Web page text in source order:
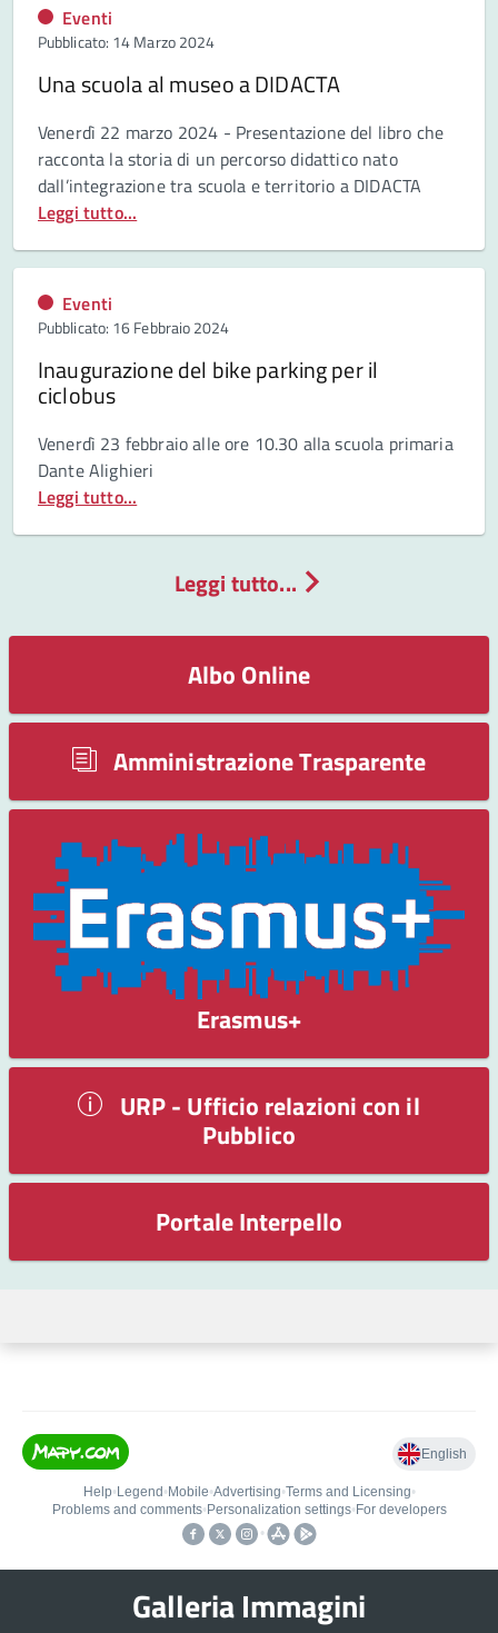
Eventi
Pubblicato: 14 Marzo 2024
Una scuola al museo a DIDACTA
Venerdì 22 marzo 2024 - Presentazione del libro che
racconta la storia di un percorso didattico nato
dall’integrazione tra scuola e territorio a DIDACTA
Leggi tutto...
Eventi
Pubblicato: 16 Febbraio 2024
Inaugurazione del bike parking per il
ciclobus
Venerdì 23 febbraio alle ore 10.30 alla scuola primaria
Dante Alighieri
Leggi tutto...
Leggi tutto...
Albo Online
Amministrazione Trasparente
Erasmus+
URP - Ufficio relazioni con il
Pubblico
Portale Interpello
Galleria Immagini